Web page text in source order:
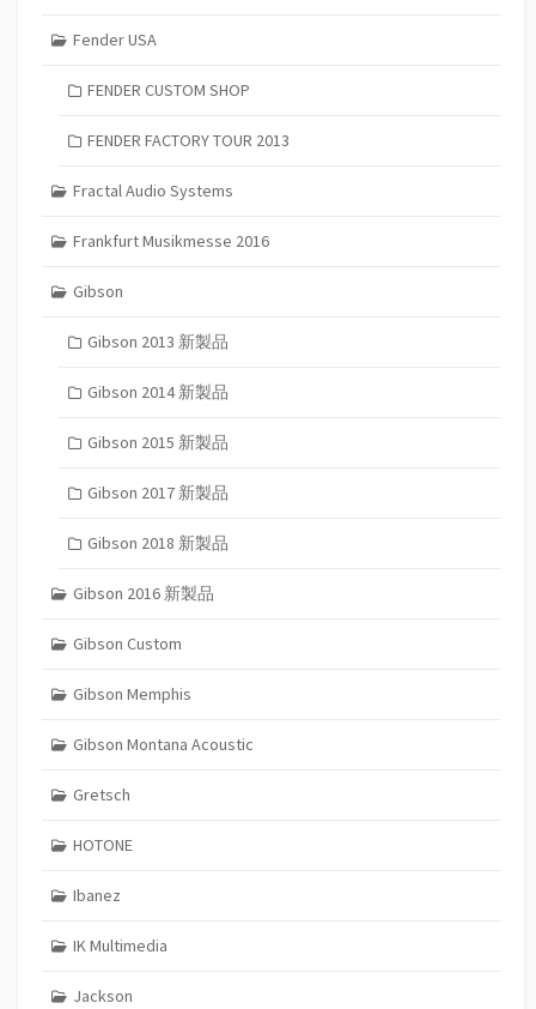
Fender USA
FENDER CUSTOM SHOP
FENDER FACTORY TOUR 2013
Fractal Audio Systems
Frankfurt Musikmesse 2016
Gibson
Gibson 2013 新製品
Gibson 2014 新製品
Gibson 2015 新製品
Gibson 2017 新製品
Gibson 2018 新製品
Gibson 2016 新製品
Gibson Custom
Gibson Memphis
Gibson Montana Acoustic
Gretsch
HOTONE
Ibanez
IK Multimedia
Jackson